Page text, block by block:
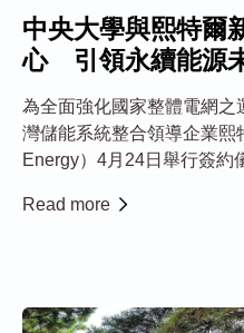
中央大學與熙特爾
心 引領永續能源
為全面強化國家整體電網之
灣儲能系統整合領導企業
Energy）4月24日舉行簽約
開為期三年的產學深度合作
Read more